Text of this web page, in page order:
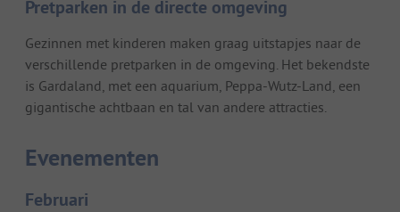
Pretparken in de directe omgeving
Gezinnen met kinderen maken graag uitstapjes naar de
verschillende pretparken in de omgeving. Het bekendste
is Gardaland, met een aquarium, Peppa-Wutz-Land, een
gigantische achtbaan en tal van andere attracties.
Evenementen
Februari